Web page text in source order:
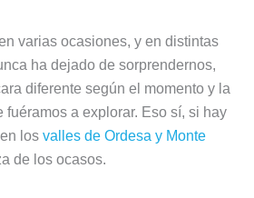
varias ocasiones, y en distintas
ha dejado de sorprendernos,
diferente según el momento y la
fuéramos a explorar. Eso sí, si hay
los valles de Ordesa y Monte
de los ocasos.